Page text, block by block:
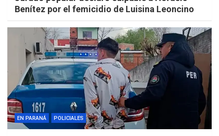
Benítez por el femicidio de Luisina Leoncino
EN PARANÁ POLICIALES